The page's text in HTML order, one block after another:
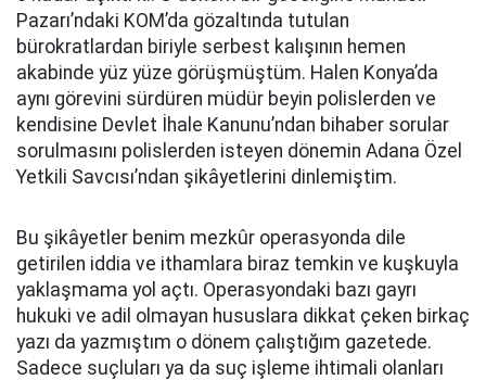
Pazarı’ndaki KOM’da gözaltında tutulan
bürokratlardan biriyle serbest kalışının hemen
akabinde yüz yüze görüşmüştüm. Halen Konya’da
aynı görevini sürdüren müdür beyin polislerden ve
kendisine Devlet İhale Kanunu’ndan bihaber sorular
sorulmasını polislerden isteyen dönemin Adana Özel
Yetkili Savcısı’ndan şikâyetlerini dinlemiştim.
Bu şikâyetler benim mezkûr operasyonda dile
getirilen iddia ve ithamlara biraz temkin ve kuşkuyla
yaklaşmama yol açtı. Operasyondaki bazı gayrı
hukuki ve adil olmayan hususlara dikkat çeken birkaç
yazı da yazmıştım o dönem çalıştığım gazetede.
Sadece suçluları ya da suç işleme ihtimali olanları